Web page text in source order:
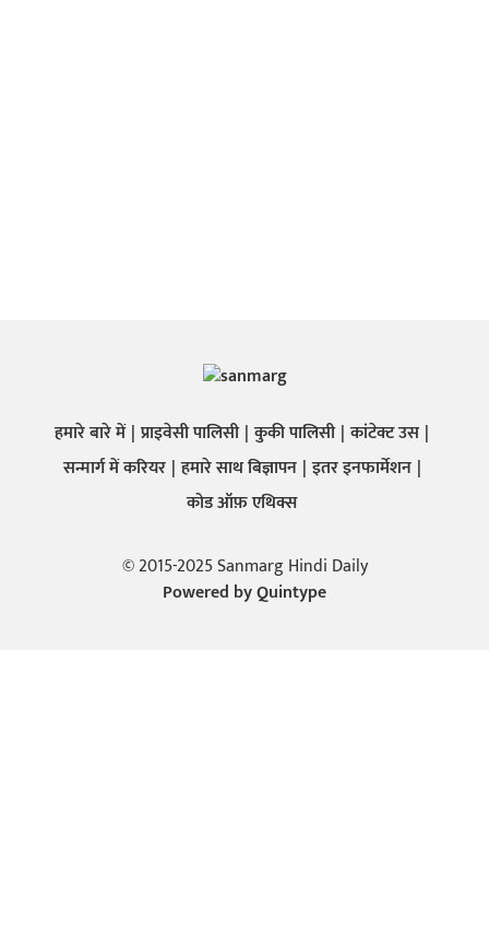
हमारे बारे में प्राइवेसी पालिसी कुकी पालिसी कांटेक्ट उस
सन्मार्ग में करियर हमारे साथ बिज्ञापन इतर इनफार्मेशन
कोड ऑफ़ एथिक्स
© 2015-2025 Sanmarg Hindi Daily
Powered byQuintype